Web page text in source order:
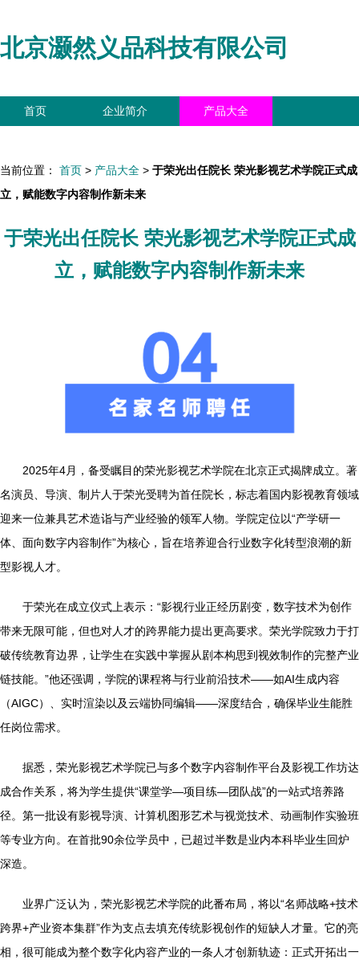
北京灏然义品科技有限公司
首页 企业简介 产品大全
当前位置： 首页 > 产品大全 > 于荣光出任院长 荣光影视艺术学院正式成
立，赋能数字内容制作新未来
于荣光出任院长 荣光影视艺术学院正式成
立，赋能数字内容制作新未来
2025年4月，备受瞩目的荣光影视艺术学院在北京正式揭牌成立。著
名演员、导演、制片人于荣光受聘为首任院长，标志着国内影视教育领域
迎来一位兼具艺术造诣与产业经验的领军人物。学院定位以“产学研一
体、面向数字内容制作”为核心，旨在培养迎合行业数字化转型浪潮的新
型影视人才。
于荣光在成立仪式上表示：“影视行业正经历剧变，数字技术为创作
带来无限可能，但也对人才的跨界能力提出更高要求。荣光学院致力于打
破传统教育边界，让学生在实践中掌握从剧本构思到视效制作的完整产业
链技能。”他还强调，学院的课程将与行业前沿技术——如AI生成内容
（AIGC）、实时渲染以及云端协同编辑——深度结合，确保毕业生能胜
任岗位需求。
据悉，荣光影视艺术学院已与多个数字内容制作平台及影视工作坊达
成合作关系，将为学生提供“课堂学—项目练—团队战”的一站式培养路
径。第一批设有影视导演、计算机图形艺术与视觉技术、动画制作实验班
等专业方向。在首批90余位学员中，已超过半数是业内本科毕业生回炉
深造。
业界广泛认为，荣光影视艺术学院的此番布局，将以“名师战略+技术
跨界+产业资本集群”作为支点去填充传统影视创作的短缺人才量。它的亮
相，很可能成为整个数字化内容产业的一条人才创新轨迹：正式开拓出一